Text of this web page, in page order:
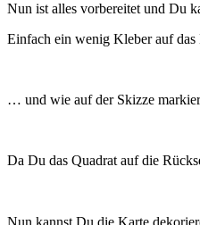
Nun ist alles vorbereitet und Du
Einfach ein wenig Kleber auf
… und wie auf der Skizze
Da Du das Quadrat auf die